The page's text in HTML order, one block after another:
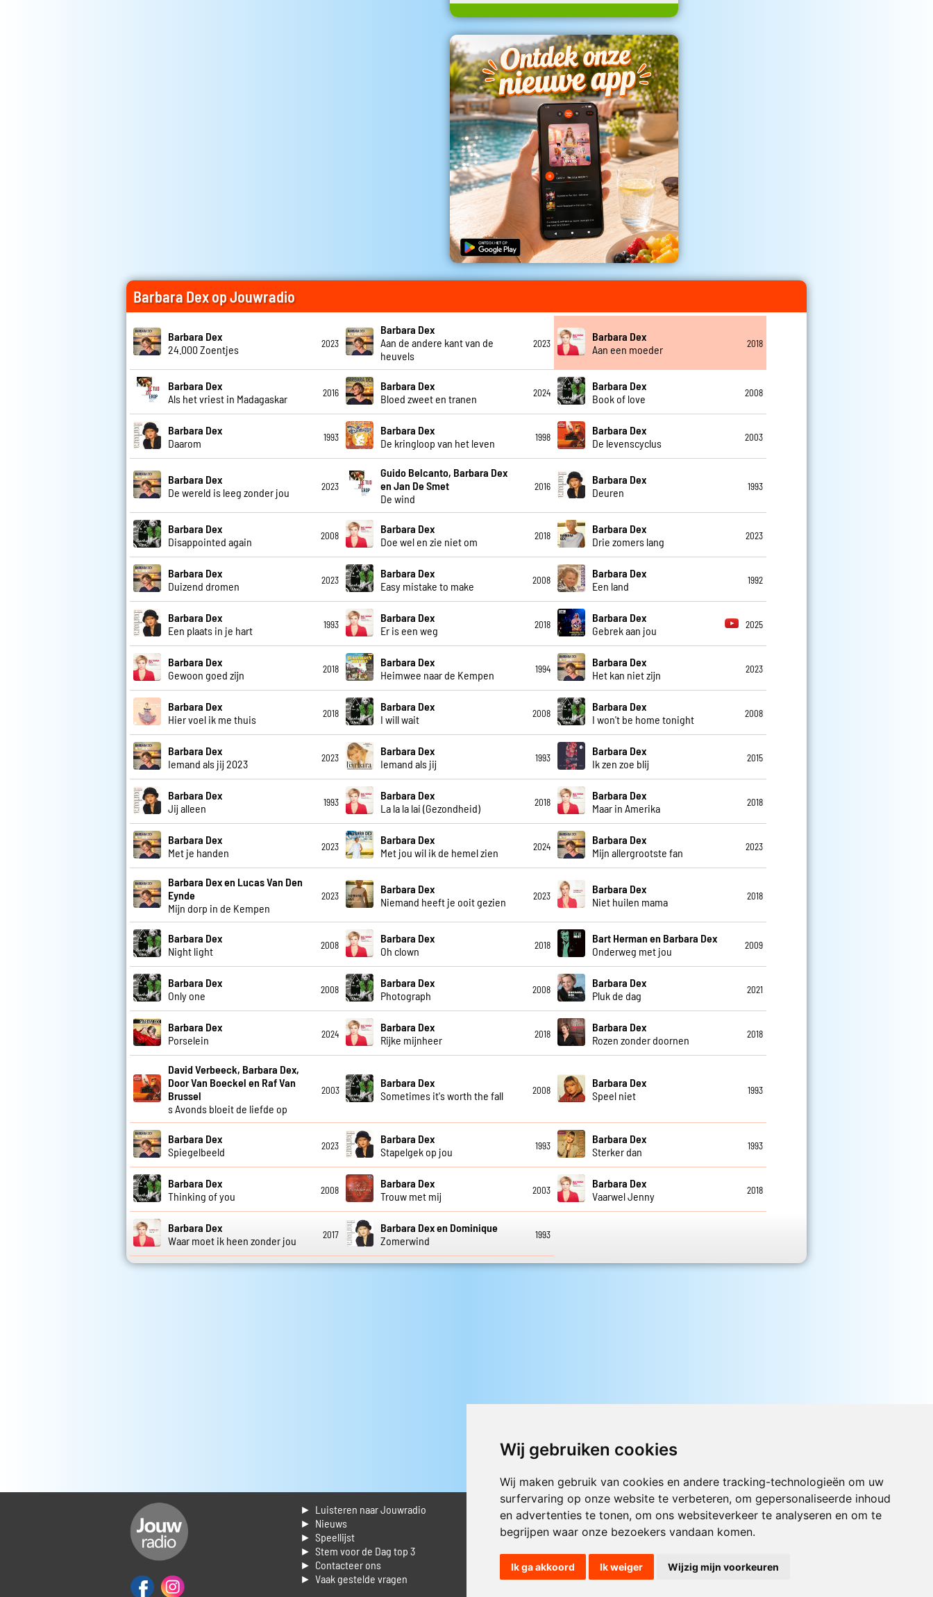
Wij gebruiken cookies
Wij maken gebruik van cookies en andere tracking-technologieën om uw
surfervaring op onze website te verbeteren, om gepersonaliseerde inhoud
en advertenties te tonen, om ons websiteverkeer te analyseren en om te
begrijpen waar onze bezoekers vandaan komen.
Ik ga akkoord Ik weiger Wijzig mijn voorkeuren
Barbara Dex op Jouwradio
Barbara Dex
24.000 Zoentjes
2023
Barbara Dex
Aan de andere kant van de
heuvels
2023
Barbara Dex
Aan een moeder
2018
Barbara Dex
Als het vriest in Madagaskar
2016
Barbara Dex
Bloed zweet en tranen
2024
Barbara Dex
Book of love
2008
Barbara Dex
Daarom
1993
Barbara Dex
De kringloop van het leven
1998
Barbara Dex
De levenscyclus
2003
Barbara Dex
De wereld is leeg zonder jou
2023
Guido Belcanto, Barbara Dex
en Jan De Smet
De wind
2016
Barbara Dex
Deuren
1993
Barbara Dex
Disappointed again
2008
Barbara Dex
Doe wel en zie niet om
2018
Barbara Dex
Drie zomers lang
2023
Barbara Dex
Duizend dromen
2023
Barbara Dex
Easy mistake to make
2008
Barbara Dex
Een land
1992
Barbara Dex
Een plaats in je hart
1993
Barbara Dex
Er is een weg
2018
Barbara Dex
Gebrek aan jou
2025
Barbara Dex
Gewoon goed zijn
2018
Barbara Dex
Heimwee naar de Kempen
1994
Barbara Dex
Het kan niet zijn
2023
Barbara Dex
Hier voel ik me thuis
2018
Barbara Dex
I will wait
2008
Barbara Dex
I won't be home tonight
2008
Barbara Dex
Iemand als jij 2023
2023
Barbara Dex
Iemand als jij
1993
Barbara Dex
Ik zen zoe blij
2015
Barbara Dex
Jij alleen
1993
Barbara Dex
La la la lai (Gezondheid)
2018
Barbara Dex
Maar in Amerika
2018
Barbara Dex
Met je handen
2023
Barbara Dex
Met jou wil ik de hemel zien
2024
Barbara Dex
Mijn allergrootste fan
2023
Barbara Dex en Lucas Van Den
Eynde
Mijn dorp in de Kempen
2023
Barbara Dex
Niemand heeft je ooit gezien
2023
Barbara Dex
Niet huilen mama
2018
Barbara Dex
Night light
2008
Barbara Dex
Oh clown
2018
Bart Herman en Barbara Dex
Onderweg met jou
2009
Barbara Dex
Only one
2008
Barbara Dex
Photograph
2008
Barbara Dex
Pluk de dag
2021
Barbara Dex
Porselein
2024
Barbara Dex
Rijke mijnheer
2018
Barbara Dex
Rozen zonder doornen
2018
David Verbeeck, Barbara Dex,
Door Van Boeckel en Raf Van
Brussel
s Avonds bloeit de liefde op
2003
Barbara Dex
Sometimes it's worth the fall
2008
Barbara Dex
Speel niet
1993
Barbara Dex
Spiegelbeeld
2023
Barbara Dex
Stapelgek op jou
1993
Barbara Dex
Sterker dan
1993
Barbara Dex
Thinking of you
2008
Barbara Dex
Trouw met mij
2003
Barbara Dex
Vaarwel Jenny
2018
Barbara Dex
Waar moet ik heen zonder jou
2017
Barbara Dex en Dominique
Zomerwind
1993
► Luisteren naar Jouwradio
► Nieuws
► Speellijst
► Stem voor de Dag top 3
► Contacteer ons
► Vaak gestelde vragen
► Livestream informatie
► Muziek opzoeken
► Vlaamse 100 Aller tijden
► De 50 beste van...
► Adverteren op Jouwradio
► Cookie voorkeuren wijzigen
Luister nu naar Jouwradio! De beste
Nederlandstalige muziek uit de lage
landen hoor je hier al 20 jaar. In
digitale kwaliteit op je laptop, tablet
of smartphone.